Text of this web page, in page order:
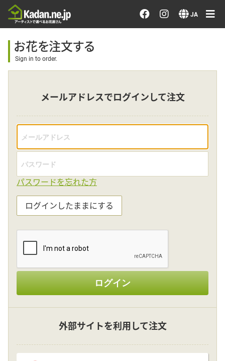
JA
お花を注文する・探す
おまかせ注文
最近のオーダー作品
アーティストで選ぶ
届けたい気持ちで選ぶ
ログイン
花言葉辞典
初めてのお客様
お花を注文する
Sign in to order.
メールアドレスでログインして注文
パスワードを忘れた方
ログインしたままにする
ログイン
外部サイトを利用して注文